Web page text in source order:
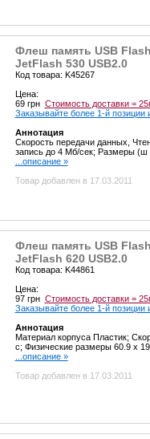
Флеш память USB
JetFlash 530 USB2.0
Код товара: K45267
Цена:
69 грн Стоимость доставки =
Заказывайте более 1-й позиции
Аннотация
Скорость передачи данных,
запись до 4 Мб/сек; Размеры (ш
...описание »
Товар добавлен в 17.03.2011
Флеш память USB
JetFlash 620 USB2.0
Код товара: K44861
Цена:
97 грн Стоимость доставки =
Заказывайте более 1-й позиции
Аннотация
Материал корпуса Пластик;
с; Физические размеры 60.9 x
...описание »
Товар добавлен в 17.03.2011